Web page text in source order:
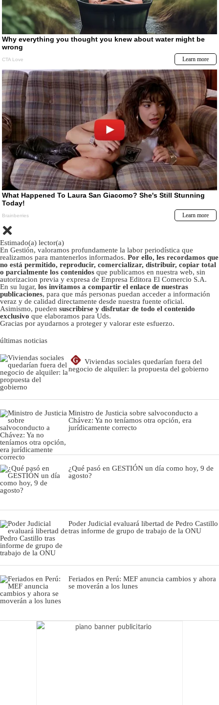
Estimado(a) lector(a)
En Gestión, valoramos profundamente la labor periodística que
realizamos para mantenerlos informados. Por ello, les recordamos que
no está permitido, reproducir, comercializar, distribuir, copiar total
o parcialmente los contenidos que publicamos en nuestra web, sin
autorizacion previa y expresa de Empresa Editora El Comercio S.A.
En su lugar, los invitamos a compartir el enlace de nuestras
publicaciones, para que más personas puedan acceder a información
veraz y de calidad directamente desde nuestra fuente oficial.
Asimismo, pueden suscribirse y disfrutar de todo el contenido
exclusivo que elaboramos para Uds.
Gracias por ayudarnos a proteger y valorar este esfuerzo.
últimas noticias
G
Viviendas sociales quedarían fuera del
negocio de alquiler: la propuesta del gobierno
Ministro de Justicia sobre salvoconducto a
Chávez: Ya no teníamos otra opción, era
jurídicamente correcto
¿Qué pasó en GESTIÓN un día como hoy, 9 de
agosto?
Poder Judicial evaluará libertad de Pedro Castillo
tras informe de grupo de trabajo de la ONU
Feriados en Perú: MEF anuncia cambios y ahora
se moverán a los lunes